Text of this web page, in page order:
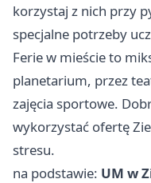
korzystaj z nich przy
specjalne potrzeby
Ferie w mieście to
planetarium, przez
zajęcia sportowe.
wykorzystać ofertę
stresu.
na podstawie: UM w